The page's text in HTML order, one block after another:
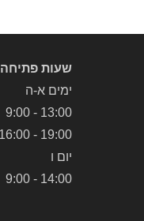
שעות פתיחה
ימים א-ה
13:00 - 9:00
19:00 - 16:00
יום ו
14:00 - 9:00